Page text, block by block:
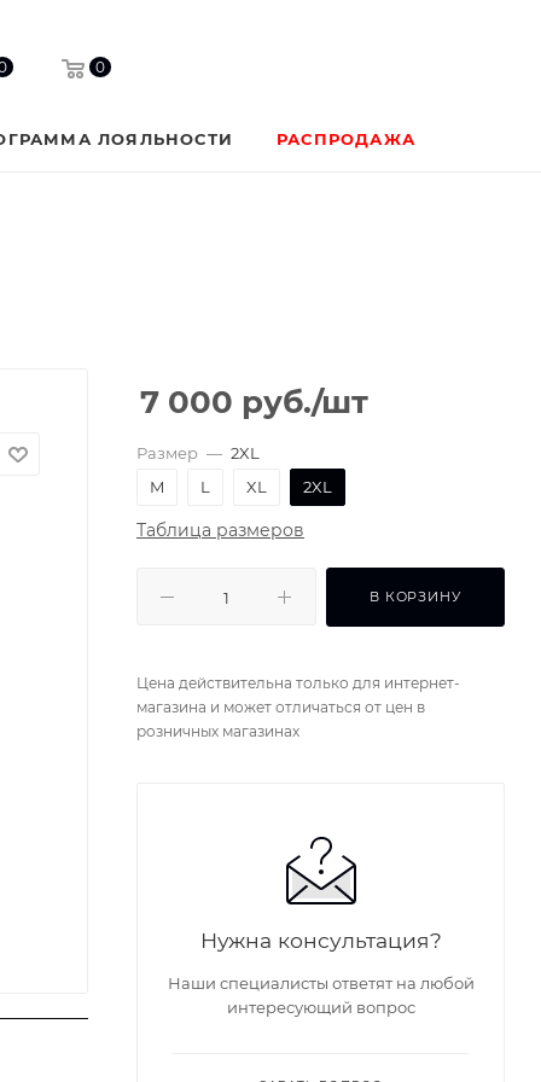
0
ЛОЯЛЬНОСТИ РАСПРОДАЖА
7 000 руб./шт
Размер — 2XL
M
L XL 2XL
Таблица размеров
В КОРЗИНУ
Цена действительна только для интернет-
магазина и может отличаться от цен в
розничных магазинах
Нужна консультация?
Наши специалисты ответят на любой
интересующий вопрос